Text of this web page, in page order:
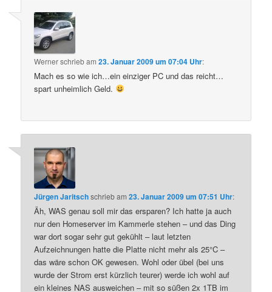
Wernerschriebam23. Januar 2009 um 07:04 Uhr:
Mach es so wie ich…ein einziger PC und das reicht…
spart unheimlich Geld.
Jürgen Jaritschschriebam23. Januar 2009 um 07:51 Uhr:
Äh, WAS genau soll mir das ersparen? Ich hatte ja auch
nur den Homeserver im Kammerle stehen – und das Ding
war dort sogar sehr gut gekühlt – laut letzten
Aufzeichnungen hatte die Platte nicht mehr als 25°C –
das wäre schon OK gewesen. Wohl oder übel (bei uns
wurde der Strom erst kürzlich teurer) werde ich wohl auf
ein kleines NAS ausweichen – mit so süßen 2x 1TB im